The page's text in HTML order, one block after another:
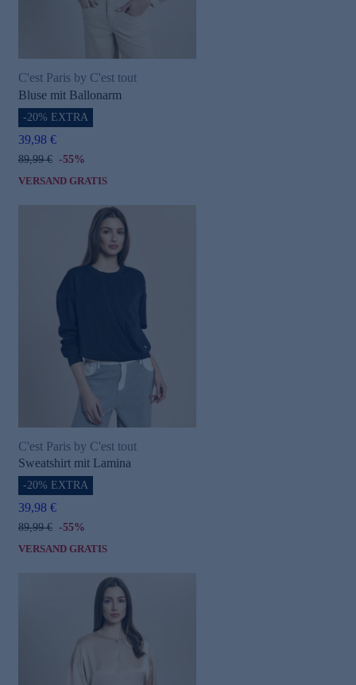
C'est Paris by C'est tout
Bluse mit Ballonarm
-20% EXTRA
39,98 €
89,99 € -55%
VERSAND GRATIS
C'est Paris by C'est tout
Sweatshirt mit Lamina
-20% EXTRA
39,98 €
89,99 € -55%
VERSAND GRATIS